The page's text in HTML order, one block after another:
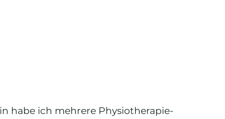
habe ich mehrere Physiotherapie-